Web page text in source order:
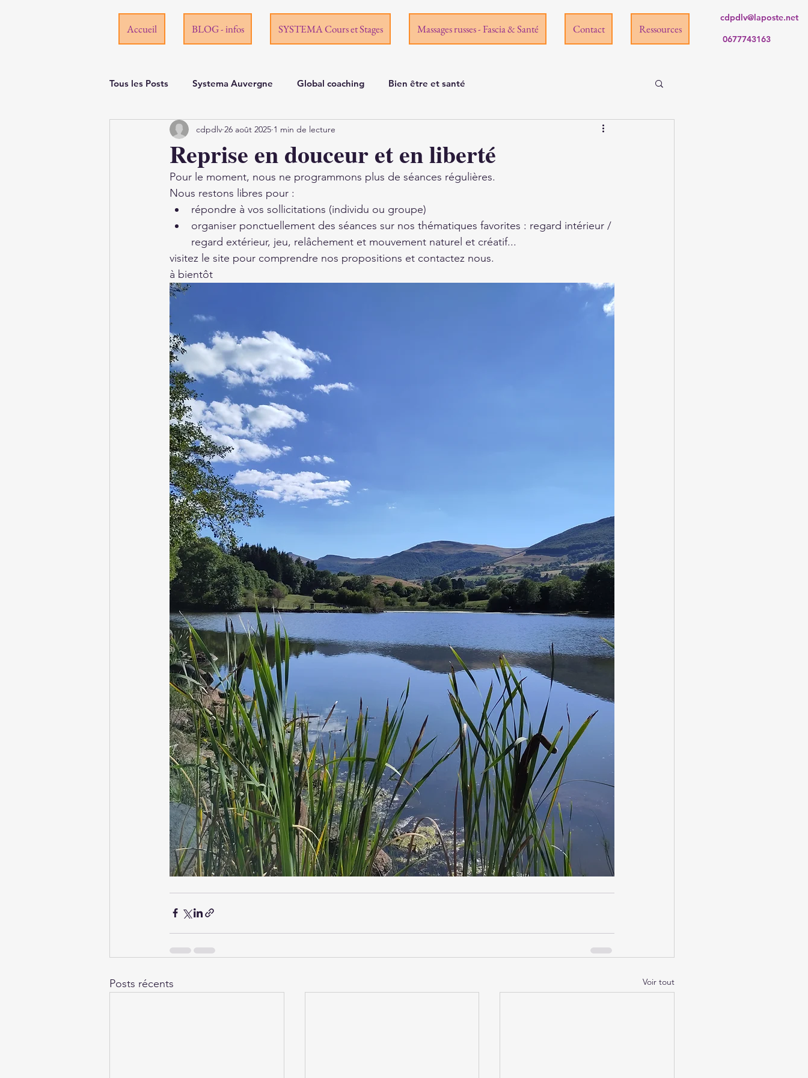
Accueil BLOG - infos SYSTEMA Cours et Stages Massages russes - Fascia & Santé Contact Ressources
cdpdlv@laposte.net
0677743163
Tous les Posts Systema Auvergne Global coaching Bien être et santé
Reprise en douceur et en liberté
cdpdlv 26 août 2025 1 min de lecture
Pour le moment, nous ne programmons plus de séances régulières.
Nous restons libres pour :
répondre à vos sollicitations (individu ou groupe)
organiser ponctuellement des séances sur nos thématiques favorites : regard intérieur /
regard extérieur, jeu, relâchement et mouvement naturel et créatif...
visitez le site pour comprendre nos propositions et contactez nous.
à bientôt
Posts récents Voir tout